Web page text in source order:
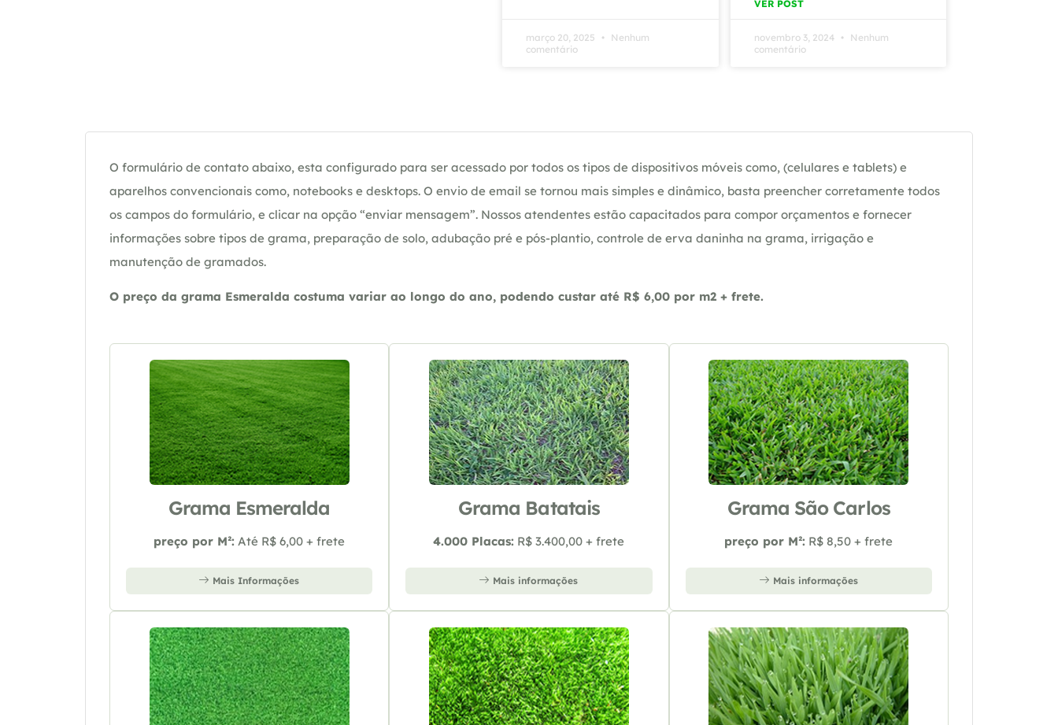
março 20, 2025
Nenhum
comentário
VER POST
novembro 3, 2024
Nenhum
comentário
O formulário de contato abaixo, esta configurado para ser acessado por todos os tipos de dispositivos móveis como, (celulares e tablets) e
aparelhos convencionais como, notebooks e desktops. O envio de email se tornou mais simples e dinâmico, basta preencher corretamente todos
os campos do formulário, e clicar na opção “enviar mensagem”. Nossos atendentes estão capacitados para compor orçamentos e fornecer
informações sobre tipos de grama, preparação de solo, adubação pré e pós-plantio, controle de erva daninha na grama, irrigação e
manutenção de gramados.
O preço da grama Esmeralda costuma variar ao longo do ano, podendo custar até R$ 6,00 por m2 + frete.
Grama Esmeralda
preço por M²: Até R$ 6,00 + frete
Mais Informações
Grama Batatais
4.000 Placas: R$ 3.400,00 + frete
Mais informações
Grama São Carlos
preço por M²: R$ 8,50 + frete
Mais informações